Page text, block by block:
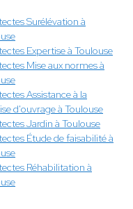
Surélévation à
Expertise à Toulouse
Mise aux normes à
Assistance à la
d'ouvrage à Toulouse
Jardin à Toulouse
Étude de faisabilité à
Réhabilitation à